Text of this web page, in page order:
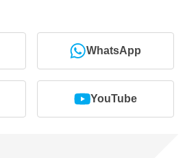
WhatsApp
YouTube